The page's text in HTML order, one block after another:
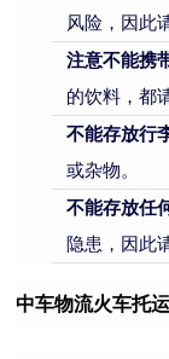
风险，因此
注意不能携
的饮料，都
不能存放行
或杂物。
不能存放任
隐患，因此
中车物流火车托